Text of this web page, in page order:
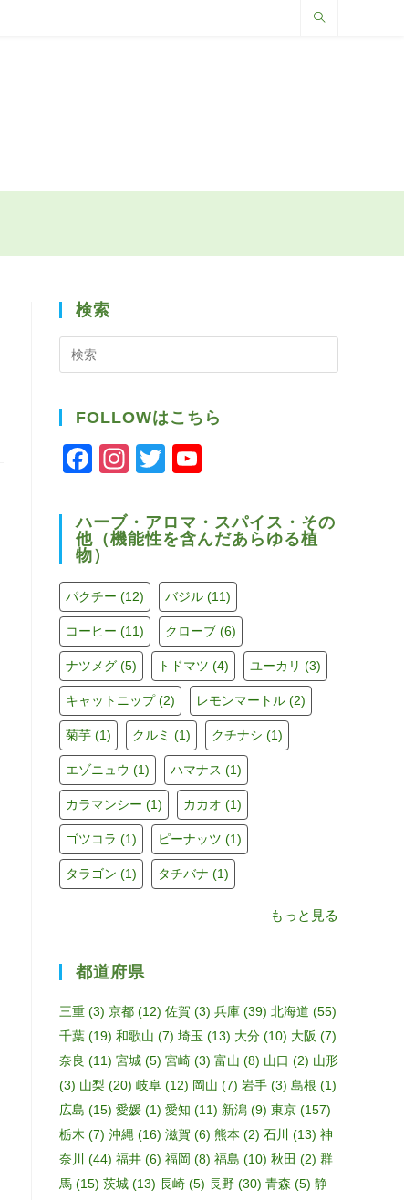
検索
索
FOLLOWはこちら
F
c
e
b
o
o
k
In
a
gr
a
m
T
tt
er
u
T
u
b
e
C
h
a
n
n
el
ハーブ・アロマ・スパイス・その
他（機能性を含んだあらゆる植
物）
パクチー (12) バジル (11)
コーヒー (11) クローブ (6)
ナツメグ (5) トドマツ (4) ユーカリ (3)
キャットニップ(2) レモンマートル (2)
菊芋 (1) クルミ (1) クチナシ (1)
エゾニュウ (1) ハマナス (1)
カラマンシー (1) カカオ (1)
ゴツコラ (1) ピーナッツ (1)
タラゴン (1) タチバナ (1)
もっと見る
都道府県
三重 (3) 京都 (12) 佐賀 (3) 兵庫 (39) 北海道 (55)
千葉 (19) 和歌山 (7) 埼玉 (13) 大分 (10) 大阪 (7)
奈良 (11) 宮城 (5) 宮崎 (3) 富山 (8) 山口 (2) 山形
(3) 山梨 (20) 岐阜 (12) 岡山 (7) 岩手 (3) 島根 (1)
広島 (15) 愛媛 (1) 愛知 (11) 新潟 (9) 東京 (157)
栃木 (7) 沖縄 (16) 滋賀 (6) 熊本 (2) 石川 (13) 神
奈川
(44) 福井 (6) 福岡 (8) 福島 (10) 秋田 (2) 群
馬 (15) 茨城 (13) 長崎 (5) 長野 (30) 青森 (5) 静